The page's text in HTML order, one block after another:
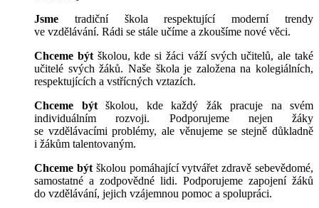
Jsme tradiční škola respektující moderní trendy
ve vzdělávání. Rádi se stále učíme a zkoušíme nové věci.
Chceme býtškolou, kde si žáci váží svých učitelů, ale také
učitelé svých žáků. Naše škola je založena na kolegiálních,
respektujících a vstřícných vztazích.
Chceme býtškolou, kde každý žák pracuje na svém
individuálním rozvoji. Podporujeme nejen žáky
se vzdělávacími problémy, ale věnujeme se stejně důkladně
i žákům talentovaným.
Chceme býtškolou pomáhající vytvářet zdravě sebevědomé,
samostatné a zodpovědné lidi. Podporujeme zapojení žáků
do vzdělávání, jejich vzájemnou pomoc a spolupráci.